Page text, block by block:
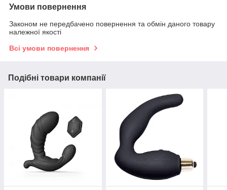
Умови повернення
Законом не передбачено повернення та обмін даного товару
належної якості
Всі умови повернення
Подібні товари компанії